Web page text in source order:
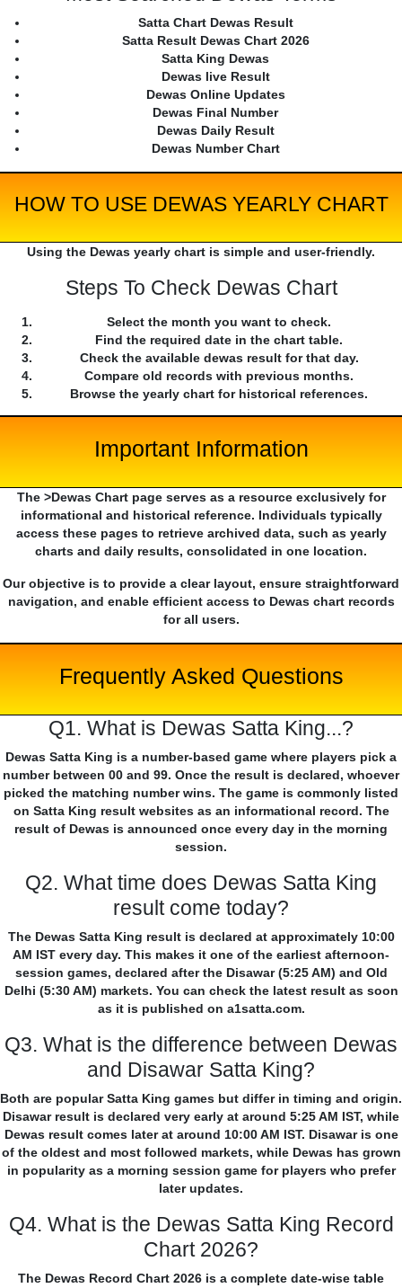
Satta Chart Dewas Result
Satta Result Dewas Chart 2026
Satta King Dewas
Dewas live Result
Dewas Online Updates
Dewas Final Number
Dewas Daily Result
Dewas Number Chart
HOW TO USE DEWAS YEARLY CHART
Using the Dewas yearly chart is simple and user-friendly.
Steps To Check Dewas Chart
Select the month you want to check.
Find the required date in the chart table.
Check the available dewas result for that day.
Compare old records with previous months.
Browse the yearly chart for historical references.
Important Information
The >Dewas Chart page serves as a resource exclusively for
informational and historical reference. Individuals typically
access these pages to retrieve archived data, such as yearly
charts and daily results, consolidated in one location.
Our objective is to provide a clear layout, ensure straightforward
navigation, and enable efficient access to Dewas chart records
for all users.
Frequently Asked Questions
Q1. What is Dewas Satta King...?
Dewas Satta King is a number-based game where players pick a
number between 00 and 99. Once the result is declared, whoever
picked the matching number wins. The game is commonly listed
on Satta King result websites as an informational record. The
result of Dewas is announced once every day in the morning
session.
Q2. What time does Dewas Satta King
result come today?
The Dewas Satta King result is declared at approximately 10:00
AM IST every day. This makes it one of the earliest afternoon-
session games, declared after the Disawar (5:25 AM) and Old
Delhi (5:30 AM) markets. You can check the latest result as soon
as it is published on a1satta.com.
Q3. What is the difference between Dewas
and Disawar Satta King?
Both are popular Satta King games but differ in timing and origin.
Disawar result is declared very early at around 5:25 AM IST, while
Dewas result comes later at around 10:00 AM IST. Disawar is one
of the oldest and most followed markets, while Dewas has grown
in popularity as a morning session game for players who prefer
later updates.
Q4. What is the Dewas Satta King Record
Chart 2026?
The Dewas Record Chart 2026 is a complete date-wise table